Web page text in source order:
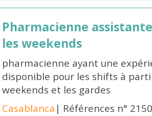
Pharmacienne
les weekends
pharmacienne ayant une
disponible pour les shifts à
weekends et les gardes
Casablanca | Références n°